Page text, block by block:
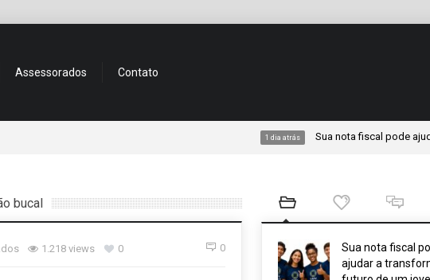
Assessorados Contato
Sua nota fiscal pode ajudar a
bucal
1.218 views 0 0
Sua nota fiscal
ajudar a